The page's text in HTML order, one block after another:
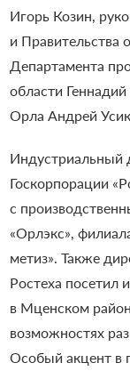
Игорь Козин,
и Правительства
Департамента
области
Орла Андрей
Индустриальный
Госкорпорации
с
«Орлэкс»,
метиз». Также
Ростеха посетил
в Мценском
возможностях
Особый акцент в